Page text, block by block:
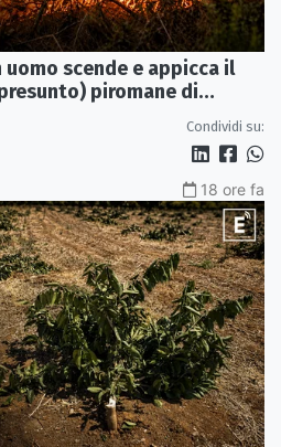
uomo scende e appicca il
piromane di
Condividi su:
18 ore fa